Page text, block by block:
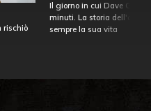
rischiò
Il giorno in cui Dave
minuti. La storia
sempre la sua vita